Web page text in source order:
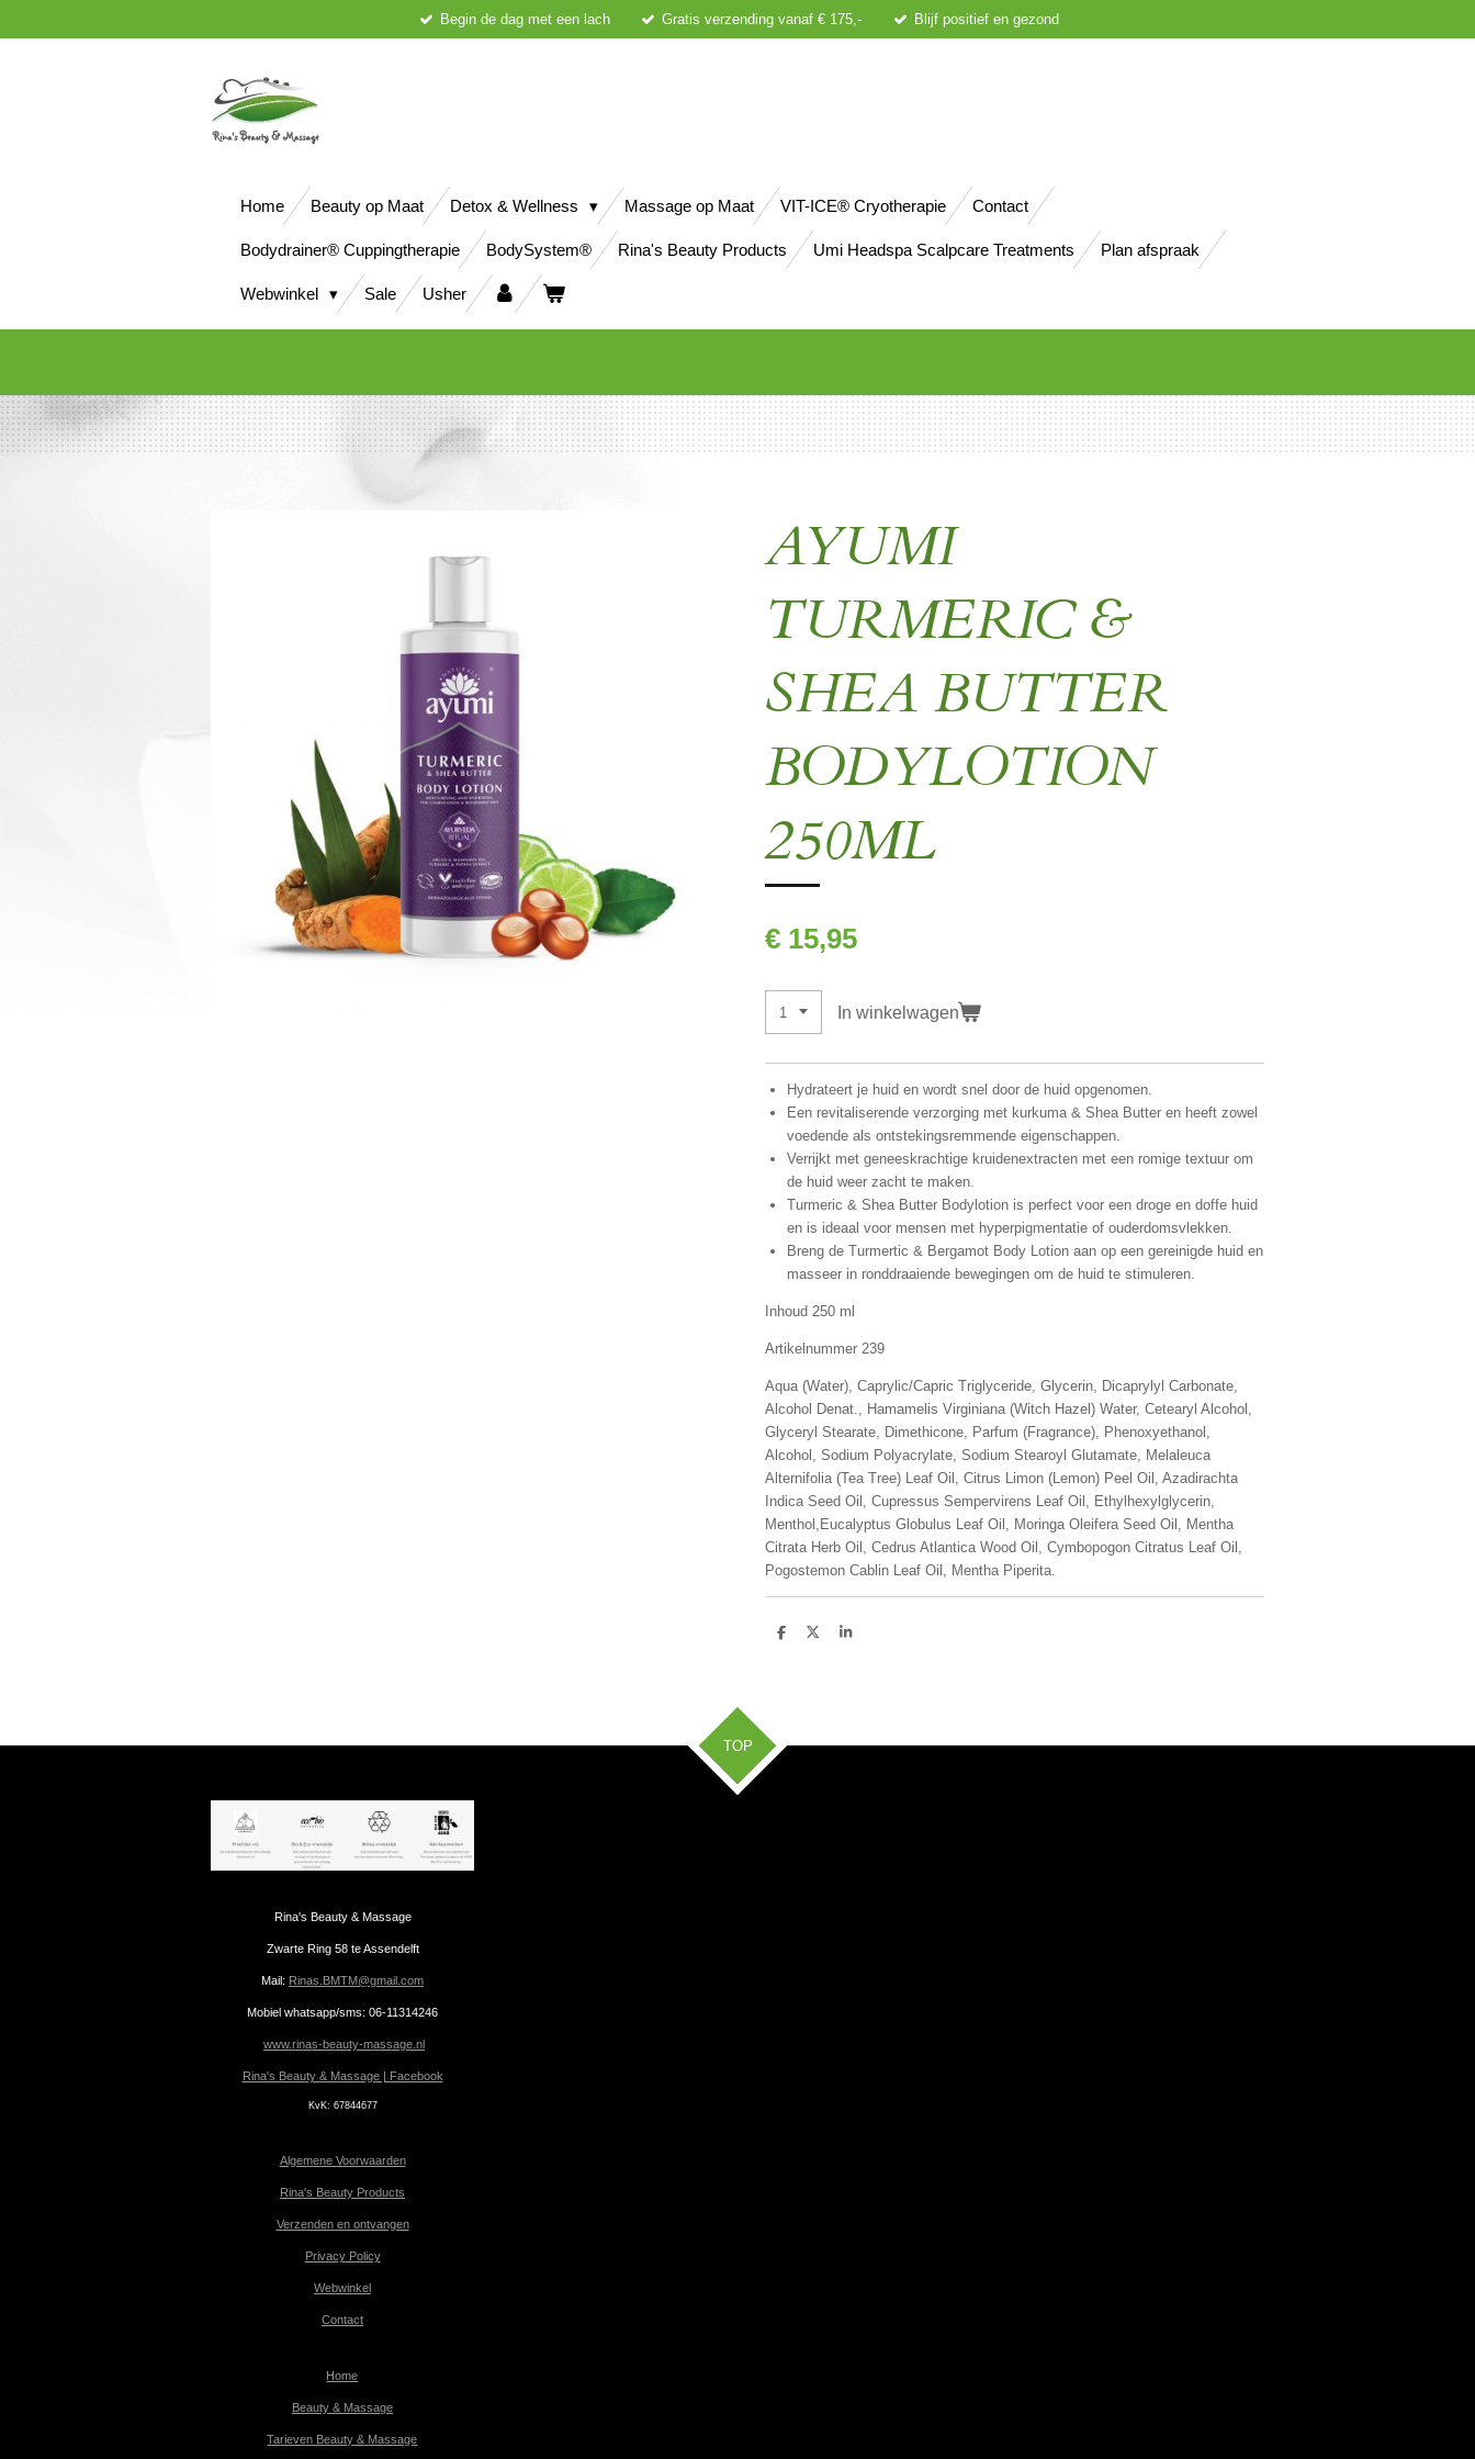
Begin de dag met een lach Gratis verzending vanaf € 175,- Blijf positief en gezond
Home Beauty op Maat Detox & Wellness Massage op Maat VIT-ICE® Cryotherapie Contact
Bodydrainer® Cuppingtherapie BodySystem® Rina's Beauty Products Umi Headspa Scalpcare Treatments Plan afspraak
Webwinkel Sale Usher
AYUMI
TURMERIC &
SHEA BUTTER
BODYLOTION
250ML
€ 15,95
In winkelwagen
Hydrateert je huid en wordt snel door de huid opgenomen.
Een revitaliserende verzorging met kurkuma & Shea Butter en heeft zowel
voedende als ontstekingsremmende eigenschappen.
Verrijkt met geneeskrachtige kruidenextracten met een romige textuur om
de huid weer zacht te maken.
Turmeric & Shea Butter Bodylotion is perfect voor een droge en doffe huid
en is ideaal voor mensen met hyperpigmentatie of ouderdomsvlekken.
Breng de Turmertic & Bergamot Body Lotion aan op een gereinigde huid en
masseer in ronddraaiende bewegingen om de huid te stimuleren.
Inhoud 250 ml
Artikelnummer 239
Aqua (Water), Caprylic/Capric Triglyceride, Glycerin, Dicaprylyl Carbonate,
Alcohol Denat., Hamamelis Virginiana (Witch Hazel) Water, Cetearyl Alcohol,
Glyceryl Stearate, Dimethicone, Parfum (Fragrance), Phenoxyethanol,
Alcohol, Sodium Polyacrylate, Sodium Stearoyl Glutamate, Melaleuca
Alternifolia (Tea Tree) Leaf Oil, Citrus Limon (Lemon) Peel Oil, Azadirachta
Indica Seed Oil, Cupressus Sempervirens Leaf Oil, Ethylhexylglycerin,
Menthol,Eucalyptus Globulus Leaf Oil, Moringa Oleifera Seed Oil, Mentha
Citrata Herb Oil, Cedrus Atlantica Wood Oil, Cymbopogon Citratus Leaf Oil,
Pogostemon Cablin Leaf Oil, Mentha Piperita.
D
D
S
TOP
Rina's Beauty & Massage
Zwarte Ring 58 te Assendelft
Mail: Rinas.BMTM@gmail.com
Mobiel whatsapp/sms: 06-11314246
www.rinas-beauty-massage.nl
Rina's Beauty & Massage | Facebook
KvK: 67844677
Algemene Voorwaarden
Rina's Beauty Products
Verzenden en ontvangen
Privacy Policy
Webwinkel
Contact
Home
Beauty & Massage
Tarieven Beauty & Massage